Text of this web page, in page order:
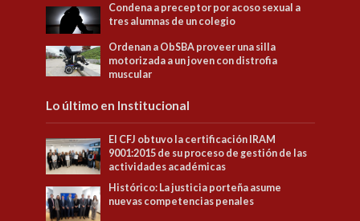
Condena a preceptor por acoso sexual a
tres alumnas de un colegio
Ordenan a ObSBA proveer una silla
motorizada a un joven con distrofia
muscular
Lo último en Institucional
El CFJ obtuvo la certificación IRAM
9001:2015 de su proceso de gestión de las
actividades académicas
Histórico: La justicia porteña asume
nuevas competencias penales